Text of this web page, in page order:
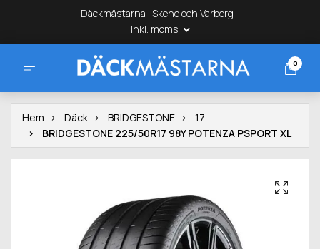
Däckmästarna i Skene och Varberg
Inkl. moms
0
Hem Däck BRIDGESTONE
17
BRIDGESTONE 225/50R17 98Y POTENZA PSPORT XL